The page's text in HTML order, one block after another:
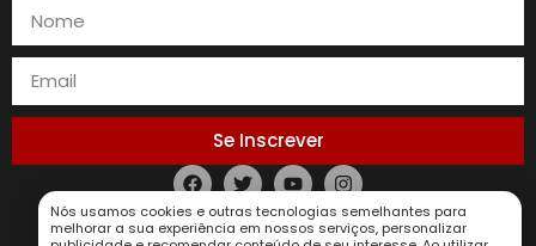
Se Inscrever
Política de Privacidade
Nós usamos cookies e outras tecnologias semelhantes para
melhorar a sua experiência em nossos serviços, personalizar